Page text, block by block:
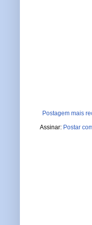
Postagem mais
Assinar: Postar